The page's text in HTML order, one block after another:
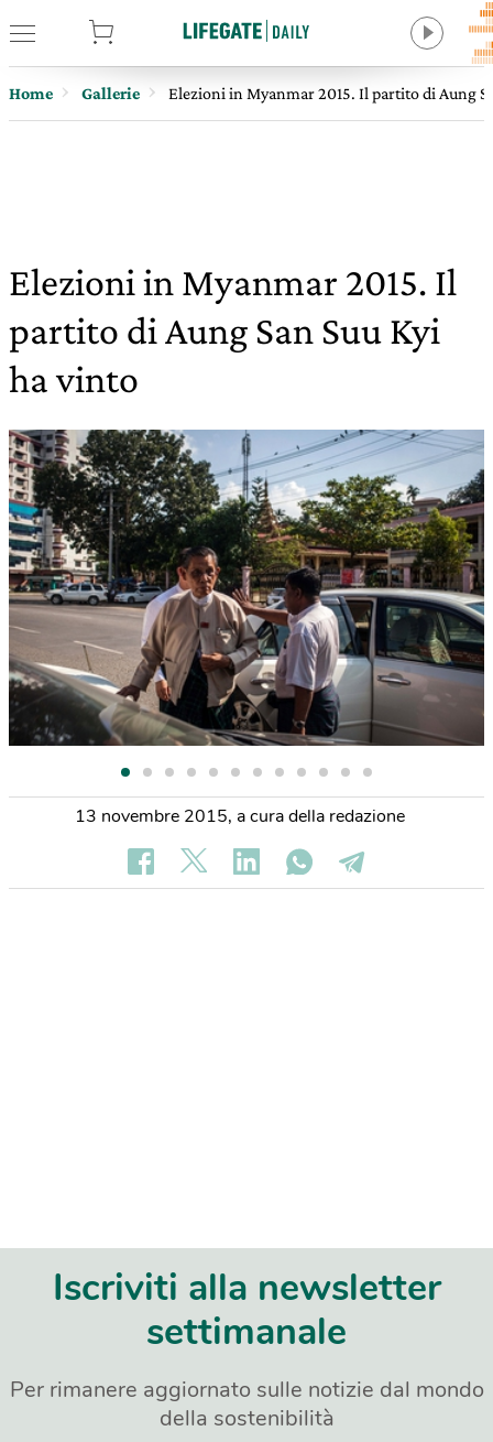
Home Gallerie Elezioni in Myanmar 2015. Il partito di Aung
Elezioni in Myanmar 2015. Il
partito di Aung San Suu Kyi
ha vinto
13 novembre 2015, a cura della redazione
Iscriviti alla newsletter
settimanale
Per rimanere aggiornato sulle notizie dal mondo
della sostenibilità